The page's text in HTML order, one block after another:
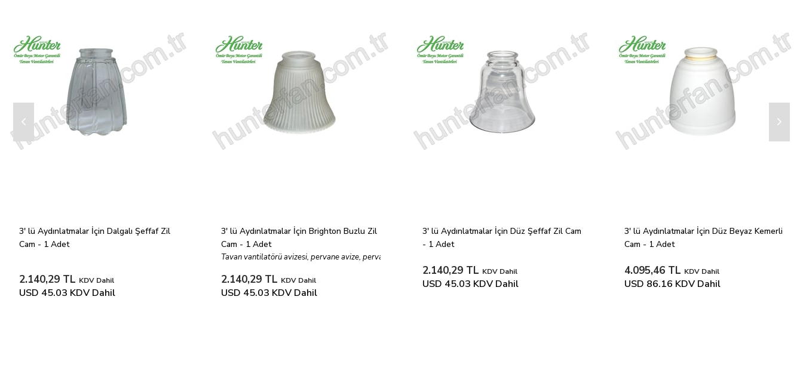
3' lü Aydınlatmalar İçin Dalgalı Şeffaf Zil
Cam - 1 Adet
2.140,29 TL KDV Dahil
USD 45.03 KDV Dahil
3' lü Aydınlatmalar İçin Brighton Buzlu Zil
Cam - 1 Adet
Tavan vantilatörü avizesi, pervane avize, pervane lamba, vantilator lamba, tavan vantilator lambasi, tavan pervanesi isiklari, tavan vantilatörü aydınlatması, vantilatör
2.140,29 TL KDV Dahil
USD 45.03 KDV Dahil
3' lü Aydınlatmalar İçin Düz Şeffaf Zil Cam
- 1 Adet
2.140,29 TL KDV Dahil
USD 45.03 KDV Dahil
3' lü Aydınlatmalar İçin Düz Beyaz Kemerli
Cam - 1 Adet
4.095,46 TL KDV Dahil
USD 86.16 KDV Dahil